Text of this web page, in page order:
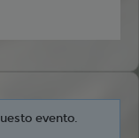
evento.